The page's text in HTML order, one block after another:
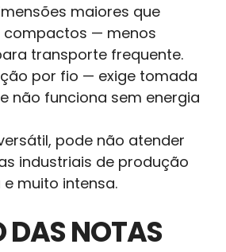
maiores que
compactos — menos
transporte frequente.
por fio — exige tomada
não funciona sem energia
pode não atender
industriais de produção
muito intensa.
DAS NOTAS